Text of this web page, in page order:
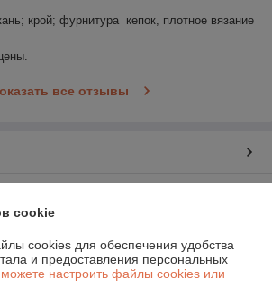
крой; фурнитура  кепок, плотное вязание
все отзывы
cookie
cookies для обеспечения удобства
и предоставления персональных
настроить файлы cookies или